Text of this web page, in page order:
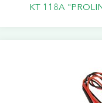
KT 118A